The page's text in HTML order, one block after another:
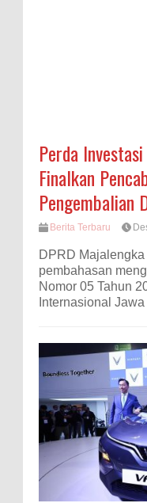
Perda
Finalkan
Pengembalian
Berita Terbaru
DPRD
pembahasan
Nomor 05 Tahun
Internasional